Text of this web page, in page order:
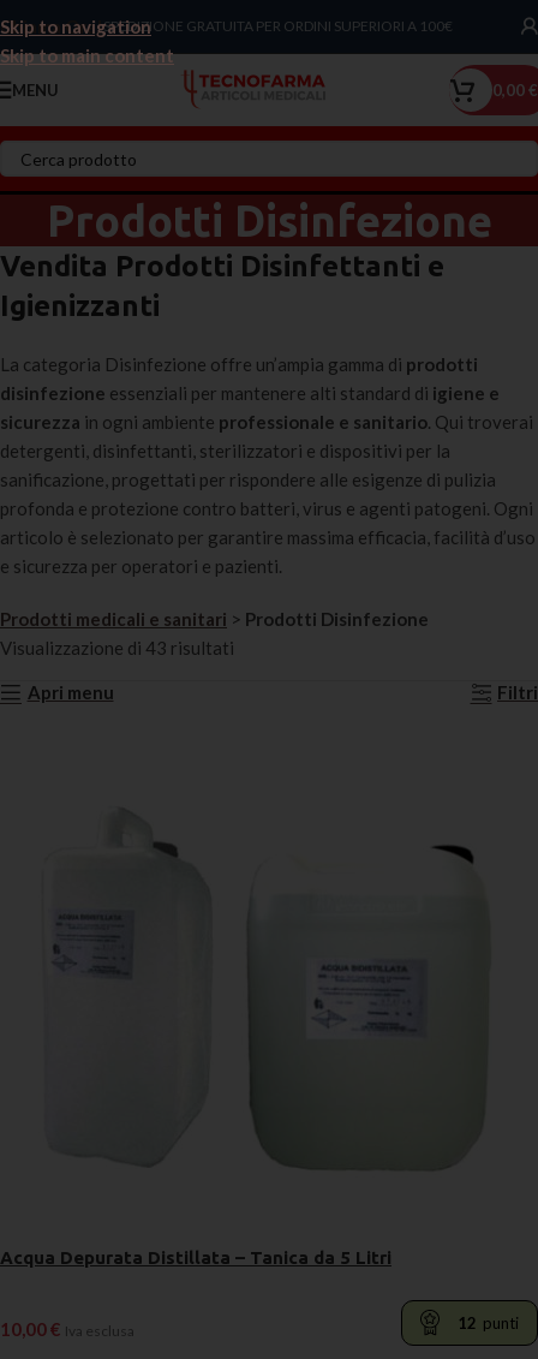
Skip to navigation
Skip to main content
Chiama Ora!SPEDIZIONE GRATUITA PER ORDINI SUPERIORI A 100€
MENU 0,00€
Prodotti Disinfezione
Vendita Prodotti Disinfettanti e
Igienizzanti
La categoria Disinfezione offre un’ampia gamma di prodotti
disinfezione essenziali per mantenere alti standard di igiene e
sicurezza in ogni ambiente professionale e sanitario. Qui troverai
detergenti, disinfettanti, sterilizzatori e dispositivi per la
sanificazione, progettati per rispondere alle esigenze di pulizia
profonda e protezione contro batteri, virus e agenti patogeni. Ogni
articolo è selezionato per garantire massima efficacia, facilità d’uso
e sicurezza per operatori e pazienti.
Prodotti medicali e sanitari > Prodotti Disinfezione
Visualizzazione di 43 risultati
Apri menu Filtri
Acqua Depurata Distillata – Tanica da 5 Litri
10,00€ Iva esclusa 12 punti